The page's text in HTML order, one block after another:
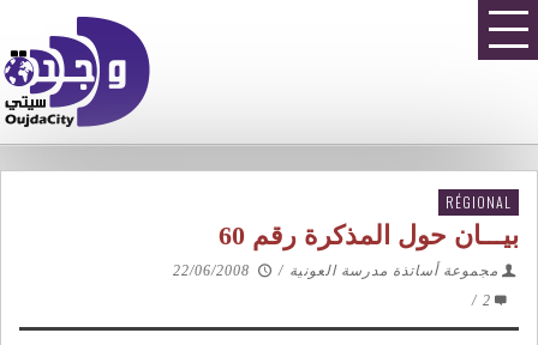
RÉGIONAL
بيـــان حول المذكرة رقم 60
مجموعة أساتذة مدرسة العونية /
22/06/2008
2
/